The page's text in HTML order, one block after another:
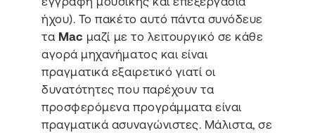
ήχου). Το πακέτο αυτό πάντα συνόδευε
τα Mac μαζί με το λειτουργικό σε κάθε
αγορά μηχανήματος και είναι
πραγματικά εξαιρετικό γιατί οι
δυνατότητες που παρέχουν τα
προσφερόμενα προγράμματα είναι
πραγματικά ασυναγώνιστες. Μάλιστα, σε